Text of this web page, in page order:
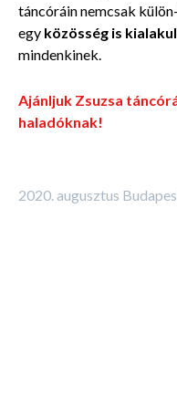
táncóráin nemcsak
egy közösség is
mindenkinek.
Ajánljuk Zsuzsa
haladóknak!
2020. augusztus